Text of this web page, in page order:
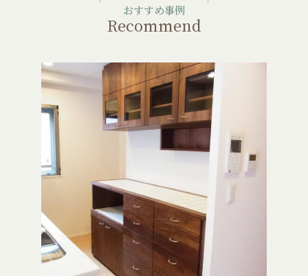
おすすめ事例
Recommend